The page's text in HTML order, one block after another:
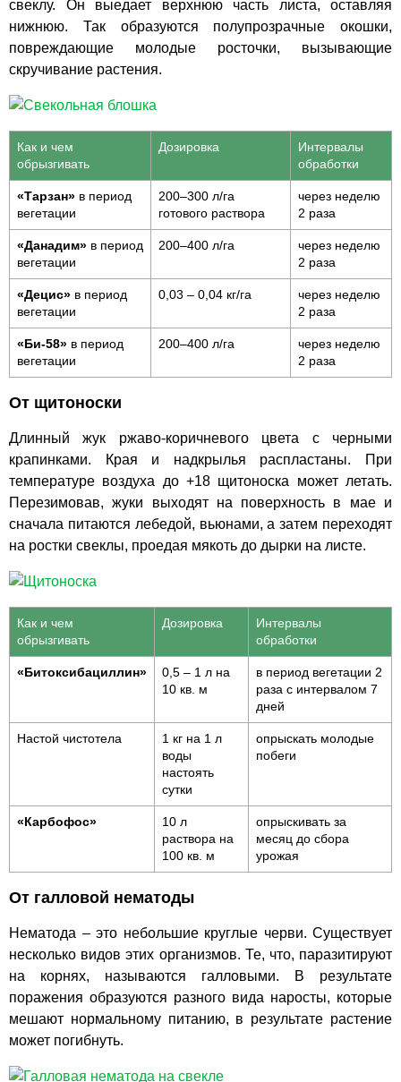
свеклу. Он выедает верхнюю часть листа, оставляя
нижнюю. Так образуются полупрозрачные окошки,
повреждающие молодые росточки, вызывающие
скручивание растения.
Как и чем
обрызгивать
Дозировка
Интервалы
обработки
«Тарзан» в период
вегетации
200–300 л/га
готового раствора
через неделю
2 раза
«Данадим» в период
вегетации
200–400 л/га
через неделю
2 раза
«Децис» в период
вегетации
0,03 – 0,04 кг/га
через неделю
2 раза
«Би-58» в период
вегетации
200–400 л/га
через неделю
2 раза
От щитоноски
Длинный жук ржаво-коричневого цвета с черными
крапинками. Края и надкрылья распластаны. При
температуре воздуха до +18 щитоноска может летать.
Перезимовав, жуки выходят на поверхность в мае и
сначала питаются лебедой, вьюнами, а затем переходят
на ростки свеклы, проедая мякоть до дырки на листе.
Как и чем
обрызгивать
Дозировка
Интервалы
обработки
«Битоксибациллин»
0,5 – 1 л на
10 кв. м
в период вегетации 2
раза с интервалом 7
дней
Настой чистотела
1 кг на 1 л
воды
настоять
сутки
опрыскать молодые
побеги
«Карбофос»
10 л
раствора на
100 кв. м
опрыскивать за
месяц до сбора
урожая
От галловой нематоды
Нематода – это небольшие круглые черви. Существует
несколько видов этих организмов. Те, что, паразитируют
на корнях, называются галловыми. В результате
поражения образуются разного вида наросты, которые
мешают нормальному питанию, в результате растение
может погибнуть.